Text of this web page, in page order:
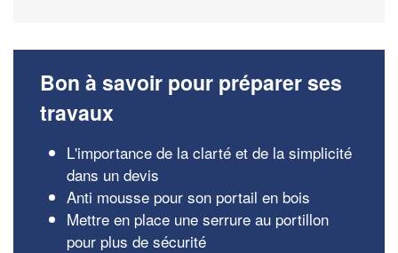
Bon à savoir pour préparer ses
travaux
L'importance de la clarté et de la simplicité
dans un devis
Anti mousse pour son portail en bois
Mettre en place une serrure au portillon
pour plus de sécurité